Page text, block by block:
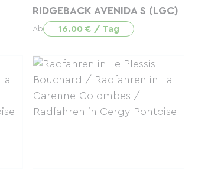
RIDGEBACK AVENIDA S (LGC)
Ab 16.00 € / Tag